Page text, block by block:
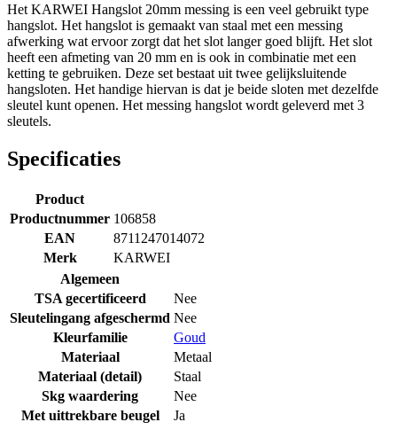
Het KARWEI Hangslot 20mm messing is een veel gebruikt type
hangslot. Het hangslot is gemaakt van staal met een messing
afwerking wat ervoor zorgt dat het slot langer goed blijft. Het slot
heeft een afmeting van 20 mm en is ook in combinatie met een
ketting te gebruiken. Deze set bestaat uit twee gelijksluitende
hangsloten. Het handige hiervan is dat je beide sloten met dezelfde
sleutel kunt openen. Het messing hangslot wordt geleverd met 3
sleutels.
Specificaties
Product
Productnummer 106858
EAN
8711247014072
Merk
KARWEI
Algemeen
TSA gecertificeerd
Nee
Sleutelingang afgeschermd Nee
Kleurfamilie
Goud
Materiaal
Metaal
Materiaal (detail)
Staal
Skg waardering
Nee
Met uittrekbare beugel
Ja